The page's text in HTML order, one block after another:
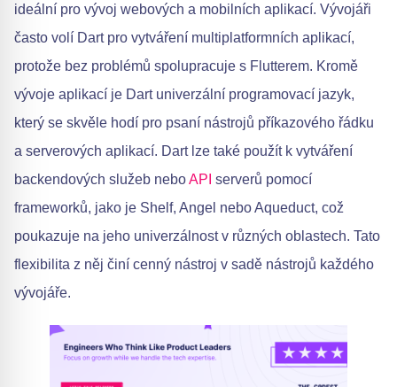
ideální pro vývoj webových a mobilních aplikací. Vývojáři
často volí Dart pro vytváření multiplatformních aplikací,
protože bez problémů spolupracuje s Flutterem. Kromě
vývoje aplikací je Dart univerzální programovací jazyk,
který se skvěle hodí pro psaní nástrojů příkazového řádku
a serverových aplikací. Dart lze také použít k vytváření
backendových služeb neboAPI serverů pomocí
frameworků, jako je Shelf, Angel nebo Aqueduct, což
poukazuje na jeho univerzálnost v různých oblastech. Tato
flexibilita z něj činí cenný nástroj v sadě nástrojů každého
vývojáře.